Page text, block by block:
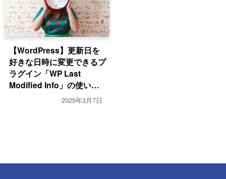
【WordPress】更新日を
好きな日時に変更できるプ
ラグイン「WP Last
Modified Info」の使い
方。更新日での記事ソート
2025年3月7日